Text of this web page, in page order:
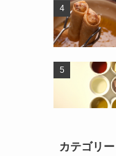
カテゴリー